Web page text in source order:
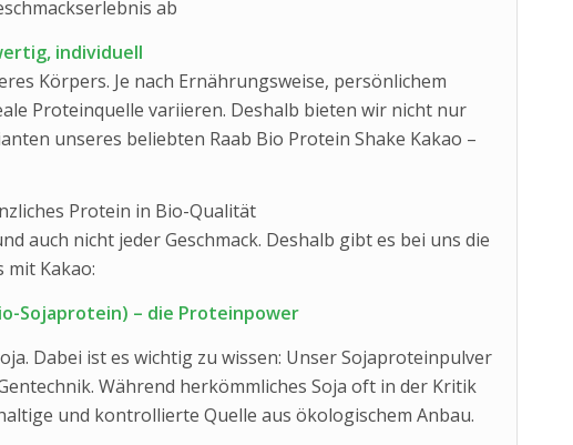
ab
individuell
Körpers. Je nach Ernährungsweise, persönlichem
Proteinquelle variieren. Deshalb bieten wir nicht nur
unseres beliebten Raab Bio Protein Shake Kakao –
Protein in Bio-Qualität
auch nicht jeder Geschmack. Deshalb gibt es bei uns die
mit Kakao:
Sojaprotein) – die Proteinpower
Dabei ist es wichtig zu wissen: Unser Sojaproteinpulver
Während herkömmliches Soja oft in der Kritik
und kontrollierte Quelle aus ökologischem Anbau.